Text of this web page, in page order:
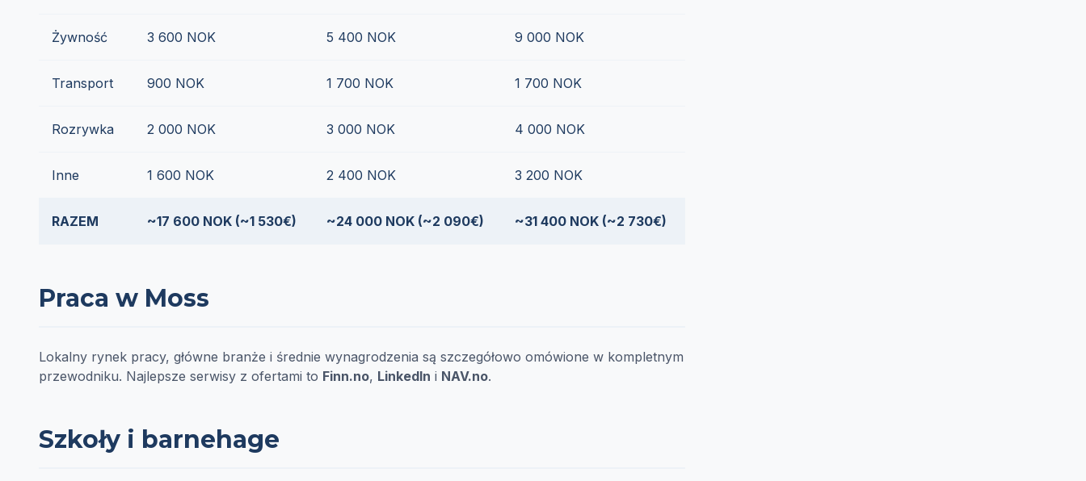
Żywność 3 600 NOK 5 400 NOK 9 000 NOK
Transport 900 NOK 1 700 NOK 1 700 NOK
Rozrywka 2 000 NOK 3 000 NOK 4 000 NOK
Inne 1 600 NOK 2 400 NOK 3 200 NOK
RAZEM ~17 600 NOK (~1 530€) ~24 000 NOK (~2 090€) ~31 400 NOK (~2 730€)
Praca w Moss
Lokalny rynek pracy, główne branże i średnie wynagrodzenia są szczegółowo omówione w kompletnym
przewodniku. Najlepsze serwisy z ofertami to Finn.no, LinkedIn i NAV.no.
Szkoły i barnehage